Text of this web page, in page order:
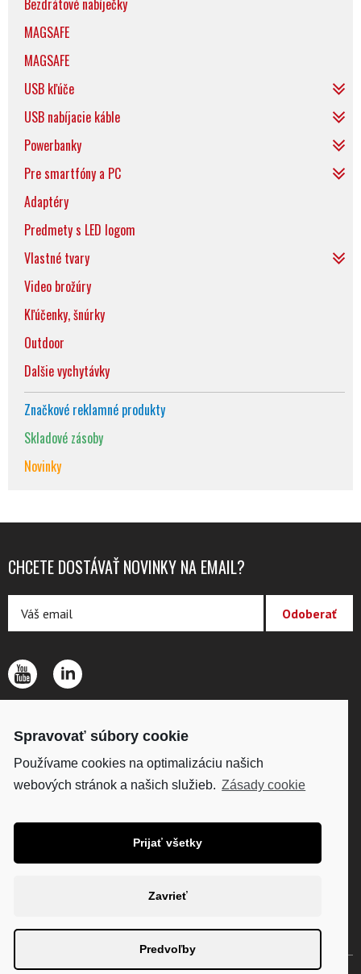
Bezdrátové nabíječky
MAGSAFE
MAGSAFE
USB kľúče
USB nabíjacie káble
Powerbanky
Pre smartfóny a PC
Adaptéry
Predmety s LED logom
Vlastné tvary
Video brožúry
Kľúčenky, šnúrky
Outdoor
Dalšie vychytávky
Značkové reklamné produkty
Skladové zásoby
Novinky
CHCETE DOSTÁVAŤ NOVINKY NA EMAIL?
KONTAKTY
OCHRANA OSOBNÝCH ÚDAJOV
IČO: 34098861
Spravovať súbory cookie
Používame cookies na optimalizáciu našich
webových stránok a našich služieb. Zásady cookie
Prijať všetky
Zavrieť
Predvoľby